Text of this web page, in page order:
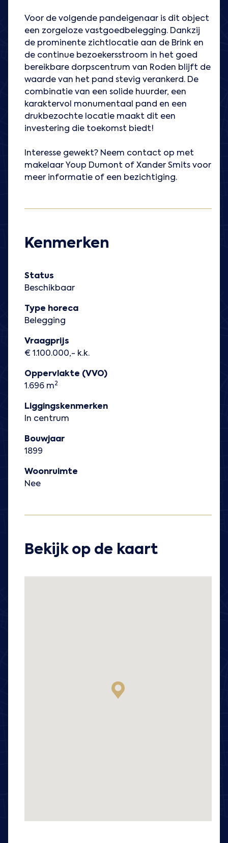
Voor de volgende pandeigenaar is dit object
een zorgeloze vastgoedbelegging. Dankzij
de prominente zichtlocatie aan de Brink en
de continue bezoekersstroom in het goed
bereikbare dorpscentrum van Roden blijft de
waarde van het pand stevig verankerd. De
combinatie van een solide huurder, een
karaktervol monumentaal pand en een
drukbezochte locatie maakt dit een
investering die toekomst biedt!
Interesse gewekt? Neem contact op met
makelaar Youp Dumont of Xander Smits voor
meer informatie of een bezichtiging.
Kenmerken
Status
Beschikbaar
Type horeca
Belegging
Vraagprijs
€ 1.100.000,- k.k.
Oppervlakte (VVO)
1.696 m2
Liggingskenmerken
In centrum
Bouwjaar
1899
Woonruimte
Nee
Bekijk op de kaart